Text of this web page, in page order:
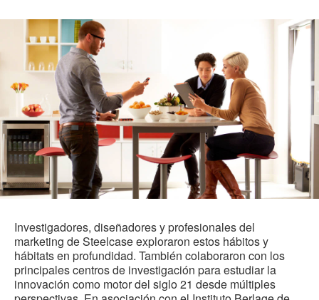
Investigadores, diseñadores y profesionales del
marketing de Steelcase exploraron estos hábitos y
hábitats en profundidad. También colaboraron con los
principales centros de investigación para estudiar la
innovación como motor del siglo 21 desde múltiples